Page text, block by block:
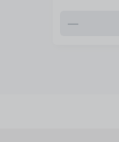
remove